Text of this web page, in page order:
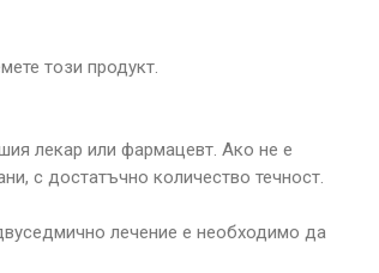
този продукт.
лекар или фармацевт. Ако не е
с достатъчно количество течност.
лечение е необходимо да